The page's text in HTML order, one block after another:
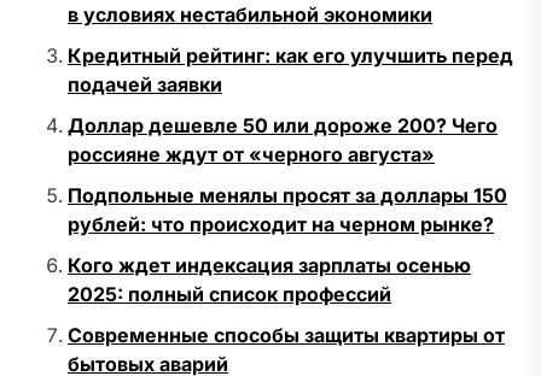
в условиях нестабильной экономики
Кредитный рейтинг: как его улучшить перед
подачей заявки
Доллар дешевле 50 или дороже 200? Чего
россияне ждут от «черного августа»
Подпольные менялы просят за доллары 150
рублей: что происходит на черном рынке?
Кого ждет индексация зарплаты осенью
2025: полный список профессий
Современные способы защиты квартиры от
бытовых аварий